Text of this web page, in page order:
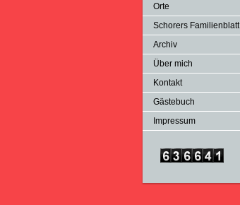
Orte
Schorers Familienblatt
Archiv
Über mich
Kontakt
Gästebuch
Impressum